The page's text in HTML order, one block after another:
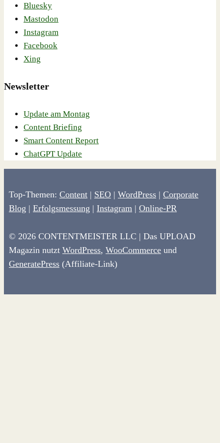
Bluesky
Mastodon
Instagram
Facebook
Xing
Newsletter
Update am Montag
Content Briefing
Smart Content Report
ChatGPT Update
Top-Themen: Content | SEO | WordPress | Corporate
Blog | Erfolgsmessung | Instagram | Online-PR
© 2026 CONTENTMEISTER LLC | Das UPLOAD
Magazin nutzt WordPress, WooCommerce und
GeneratePress (Affiliate-Link)